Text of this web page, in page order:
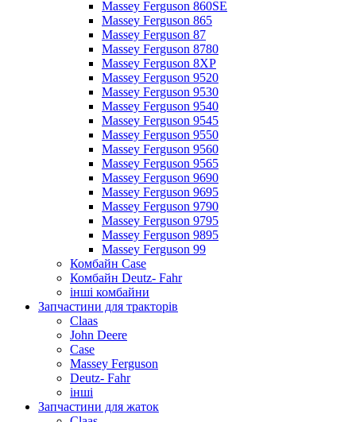
Massey Ferguson 860SE
Massey Ferguson 865
Massey Ferguson 87
Massey Ferguson 8780
Massey Ferguson 8XP
Massey Ferguson 9520
Massey Ferguson 9530
Massey Ferguson 9540
Massey Ferguson 9545
Massey Ferguson 9550
Massey Ferguson 9560
Massey Ferguson 9565
Massey Ferguson 9690
Massey Ferguson 9695
Massey Ferguson 9790
Massey Ferguson 9795
Massey Ferguson 9895
Massey Ferguson 99
Комбайн Case
Комбайн Deutz- Fahr
інші комбайни
Запчастини для тракторів
Claas
John Deere
Case
Massey Ferguson
Deutz- Fahr
інші
Запчастини для жаток